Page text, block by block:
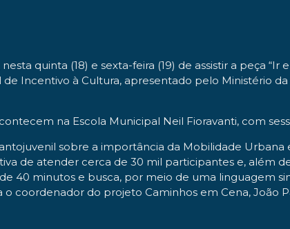
quinta (18) e sexta-feira (19) de assistir a peça
Incentivo à Cultura, apresentado pelo Ministério
na Escola Municipal Neil Fioravanti, com
sobre a importância da Mobilidade Urbana
de atender cerca de 30 mil participantes e, além
40 minutos e busca, por meio de uma linguagem
coordenador do projeto Caminhos em Cena, João